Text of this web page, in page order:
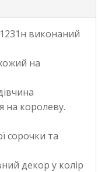
виконаний
на
на королеву.
сорочки та
декор у колір